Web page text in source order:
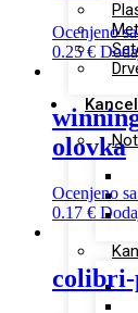
Ocenjeno
0.25€
olovka
Ocenjeno
0.17 €
colibri-